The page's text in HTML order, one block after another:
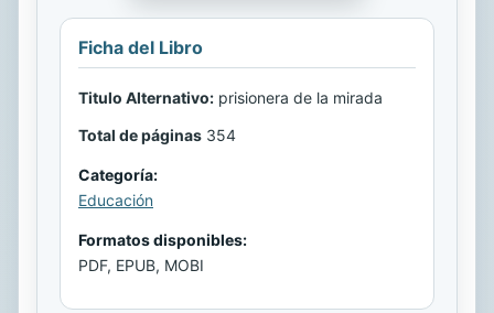
Ficha del Libro
Titulo Alternativo: prisionera de la mirada
Total de páginas 354
Categoría:
Educación
Formatos disponibles:
PDF, EPUB, MOBI